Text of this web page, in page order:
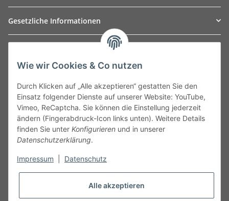
Gesetzliche Informationen
Leibnizstraße 2a
Germany
Phone:+49 40 5287270
Fax:+49 40 5281050
Email:sales@tow-automotive.de
Wie wir Cookies & Co nutzen
Durch Klicken auf „Alle akzeptieren“ gestatten Sie den
Einsatz folgender Dienste auf unserer Website: YouTube,
Vimeo, ReCaptcha. Sie können die Einstellung jederzeit
ändern (Fingerabdruck-Icon links unten). Weitere Details
finden Sie unter Konfigurieren und in unserer
Datenschutzerklärung.
Impressum Datenschutz
Alle akzeptieren